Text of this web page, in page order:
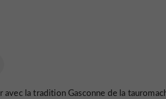
avec la tradition Gasconne de la